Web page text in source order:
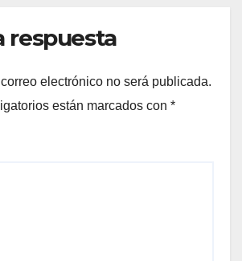
respuesta
electrónico no será publicada.
están marcados con *